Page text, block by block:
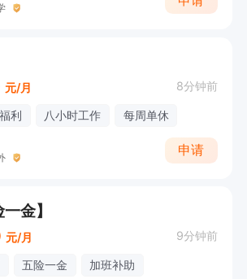
元/月 8分钟前
利 八小时工作 每周单休
申请
金】
元/月 9分钟前
五险一金 加班补助